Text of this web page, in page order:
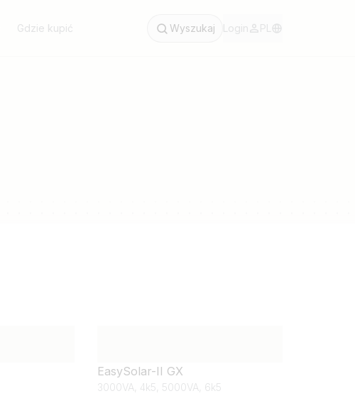
Gdzie kupić Wyszukaj Login PL
EasySolar-II GX
3000VA, 4k5, 5000VA, 6k5